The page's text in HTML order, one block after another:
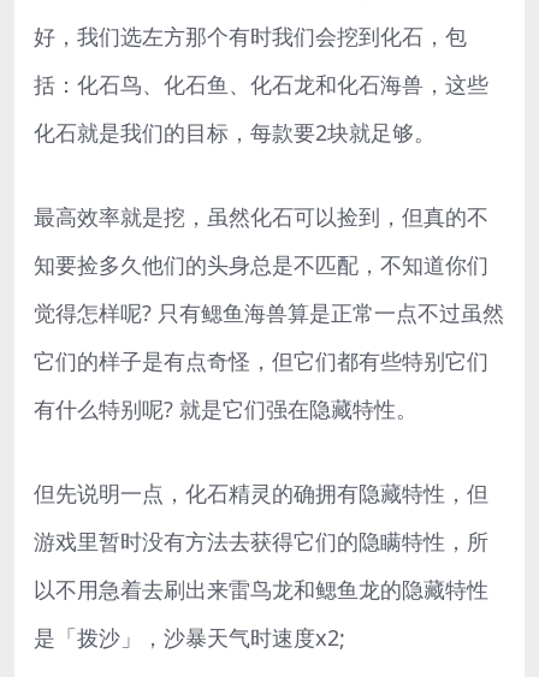
好，我们选左方那个有时我们会挖到化石，包
括：化石鸟、化石鱼、化石龙和化石海兽，这些
化石就是我们的目标，每款要2块就足够。
最高效率就是挖，虽然化石可以捡到，但真的不
知要捡多久他们的头身总是不匹配，不知道你们
觉得怎样呢? 只有鳃鱼海兽算是正常一点不过虽然
它们的样子是有点奇怪，但它们都有些特别它们
有什么特别呢? 就是它们强在隐藏特性。
但先说明一点，化石精灵的确拥有隐藏特性，但
游戏里暂时没有方法去获得它们的隐瞒特性，所
以不用急着去刷出来雷鸟龙和鳃鱼龙的隐藏特性
是「拨沙」，沙暴天气时速度x2;